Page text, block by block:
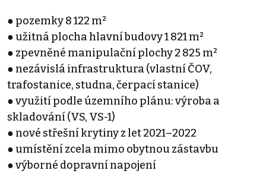
● pozemky 8 122 m²
● užitná plocha hlavní budovy 1 821 m²
● zpevněné manipulační plochy 2 825 m²
● nezávislá infrastruktura (vlastní ČOV,
trafostanice, studna, čerpací stanice)
● využití podle územního plánu: výroba a
skladování (VS, VS-1)
● nové střešní krytiny z let 2021–2022
● umístění zcela mimo obytnou zástavbu
● výborné dopravní napojení